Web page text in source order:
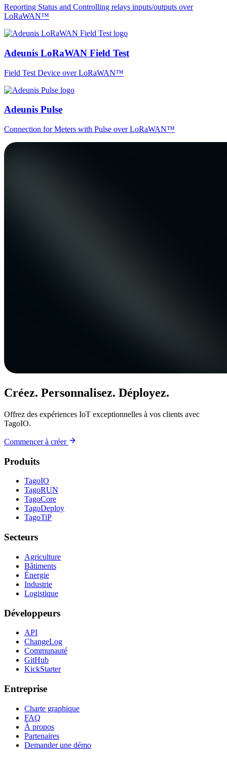
Reporting Status and Controlling relays inputs/outputs over
LoRaWAN™
Adeunis LoRaWAN Field Test
Field Test Device over LoRaWAN™
Adeunis Pulse
Connection for Meters with Pulse over LoRaWAN™
Créez. Personnalisez. Déployez.
Offrez des expériences IoT exceptionnelles à vos clients avec
TagoIO.
Commencer à créer
Produits
TagoIO
TagoRUN
TagoCore
TagoDeploy
TagoTiP
Secteurs
Agriculture
Bâtiments
Énergie
Industrie
Logistique
Développeurs
API
ChangeLog
Communauté
GitHub
KickStarter
Entreprise
Charte graphique
FAQ
À propos
Partenaires
Demander une démo